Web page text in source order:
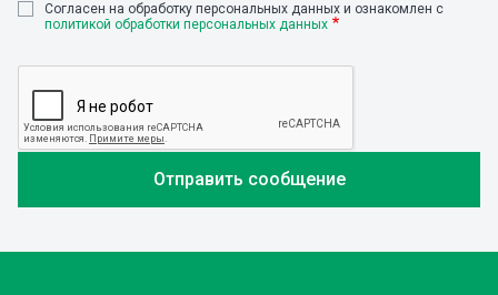
Cогласен на обработку персональных данных и ознакомлен с
политикой обработки персональных данных